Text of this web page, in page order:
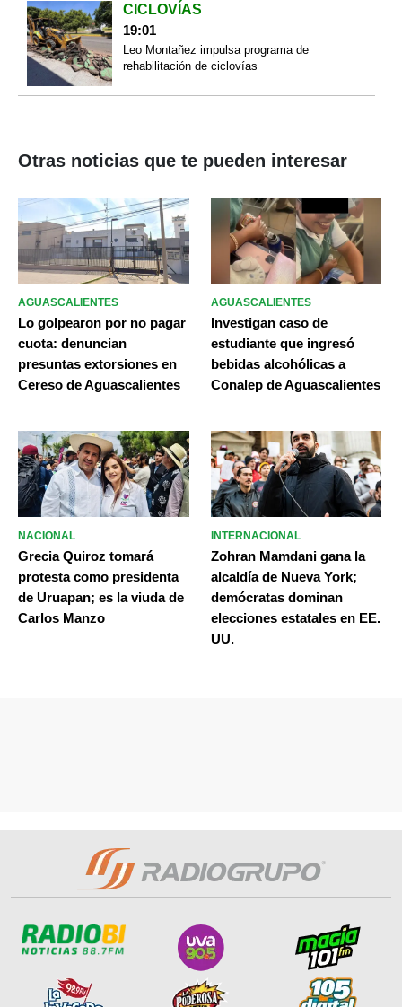
CICLOVÍAS
19:01
Leo Montañez impulsa programa de
rehabilitación de ciclovías
Otras noticias que te pueden interesar
AGUASCALIENTES
Lo golpearon por no pagar
cuota: denuncian
presuntas extorsiones en
Cereso de Aguascalientes
AGUASCALIENTES
Investigan caso de
estudiante que ingresó
bebidas alcohólicas a
Conalep de Aguascalientes
NACIONAL
Grecia Quiroz tomará
protesta como presidenta
de Uruapan; es la viuda de
Carlos Manzo
INTERNACIONAL
Zohran Mamdani gana la
alcaldía de Nueva York;
demócratas dominan
elecciones estatales en EE.
UU.